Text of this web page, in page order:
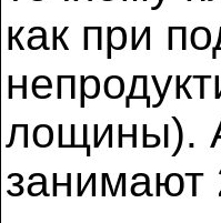
как при
лощины).
занимают